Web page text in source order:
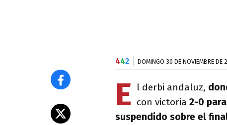
442 DOMINGO 30 DE NOVIEMBRE DE
E l derbi andaluz,
con victoria 2-0
suspendido sobre el